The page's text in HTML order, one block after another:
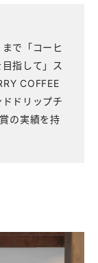
で「コーヒ
指して」ス
COFFEE
ドリップチ
の実績を持